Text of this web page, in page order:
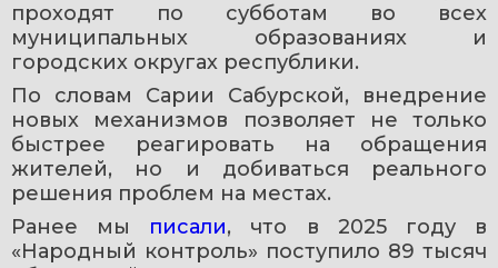
проходят по субботам во всех
муниципальных образованиях и
городских округах республики.
По словам Сарии Сабурской, внедрение
новых механизмов позволяет не только
быстрее реагировать на обращения
жителей, но и добиваться реального
решения проблем на местах.
Ранее мы писали, что в 2025 году в
«Народный контроль» поступило 89 тысяч